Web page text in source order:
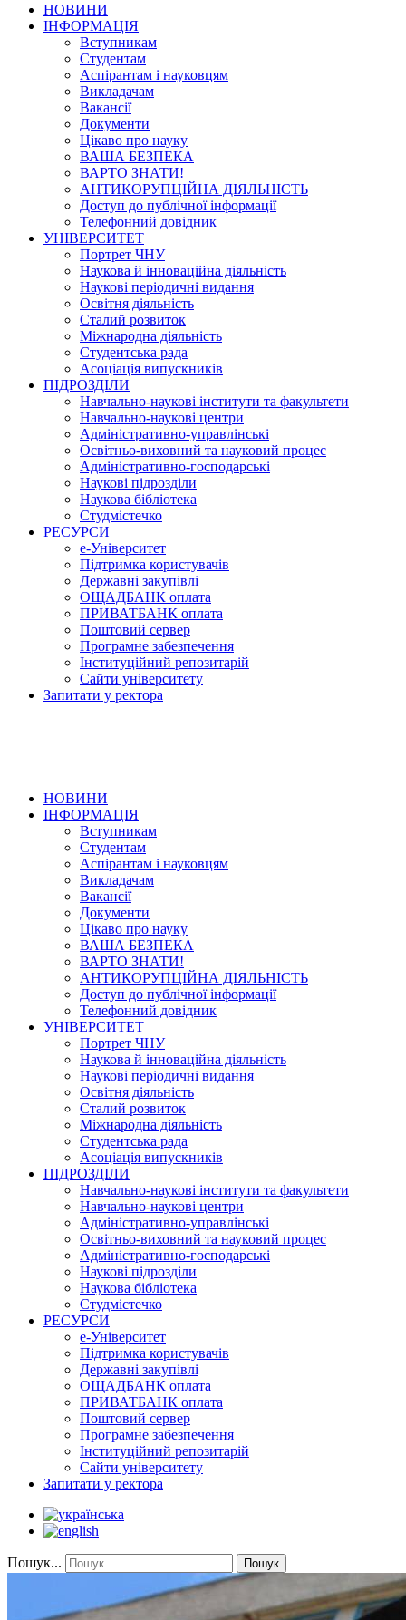
НОВИНИ
ІНФОРМАЦІЯ
Вступникам
Студентам
Аспірантам і науковцям
Викладачам
Вакансії
Документи
Цікаво про науку
ВАША БЕЗПЕКА
ВАРТО ЗНАТИ!
АНТИКОРУПЦІЙНА ДІЯЛЬНІСТЬ
Доступ до публічної інформації
Телефонний довідник
УНІВЕРСИТЕТ
Портрет ЧНУ
Наукова й інноваційна діяльність
Наукові періодичні видання
Освітня діяльність
Сталий розвиток
Міжнародна діяльність
Студентська рада
Асоціація випускників
ПІДРОЗДІЛИ
Навчально-наукові інститути та факультети
Навчально-наукові центри
Адміністративно-управлінські
Освітньо-виховний та науковий процес
Адміністративно-господарські
Наукові підрозділи
Наукова бібліотека
Студмістечко
РЕСУРСИ
е-Університет
Підтримка користувачів
Державні закупівлі
ОЩАДБАНК оплата
ПРИВАТБАНК оплата
Поштовий сервер
Програмне забезпечення
Інституційний репозитарій
Сайти університету
Запитати у ректора
НОВИНИ
ІНФОРМАЦІЯ
Вступникам
Студентам
Аспірантам і науковцям
Викладачам
Вакансії
Документи
Цікаво про науку
ВАША БЕЗПЕКА
ВАРТО ЗНАТИ!
АНТИКОРУПЦІЙНА ДІЯЛЬНІСТЬ
Доступ до публічної інформації
Телефонний довідник
УНІВЕРСИТЕТ
Портрет ЧНУ
Наукова й інноваційна діяльність
Наукові періодичні видання
Освітня діяльність
Сталий розвиток
Міжнародна діяльність
Студентська рада
Асоціація випускників
ПІДРОЗДІЛИ
Навчально-наукові інститути та факультети
Навчально-наукові центри
Адміністративно-управлінські
Освітньо-виховний та науковий процес
Адміністративно-господарські
Наукові підрозділи
Наукова бібліотека
Студмістечко
РЕСУРСИ
е-Університет
Підтримка користувачів
Державні закупівлі
ОЩАДБАНК оплата
ПРИВАТБАНК оплата
Поштовий сервер
Програмне забезпечення
Інституційний репозитарій
Сайти університету
Запитати у ректора
Пошук... Пошук